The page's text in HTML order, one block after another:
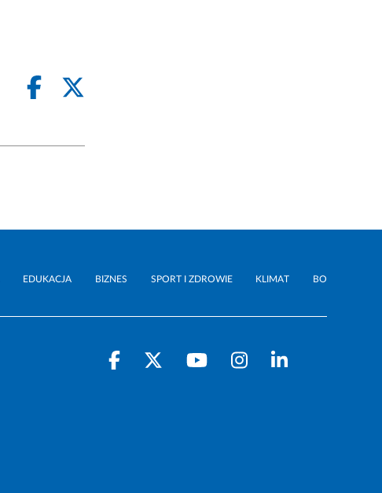
EDUKACJA BIZNES SPORT I ZDROWIE KLIMAT BO